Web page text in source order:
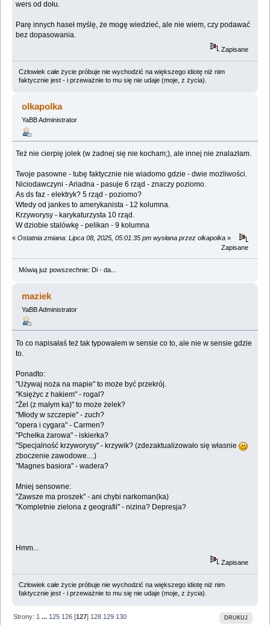
wers od dołu.
Parę innych haseł myślę, że mogę wiedzieć, ale nie wiem, czy podawać
bez dopasowania.
Zapisane
Człowiek całe życie próbuje nie wychodzić na większego idiotę niż nim
faktycznie jest - i przeważnie to mu się nie udaje (moje, z życia).
olkapolka
YaBB Administrator
Też nie cierpię jolek (w żadnej się nie kocham;), ale innej nie znalazłam.
Twoje pasowne - tubę faktycznie nie wiadomo gdzie - dwie możliwości.
Niciodawczyni - Ariadna - pasuje 6 rząd - znaczy poziomo.
As ds faz - elektryk? 5 rząd - poziomo?
Wtedy od jankes to amerykanista - 12 kolumna.
Krzyworysy - karykaturzysta 10 rząd.
W dziobie stalówkę - pelikan - 9 kolumna
« Ostatnia zmiana: Lipca 08, 2025, 05:01:35 pm wysłana przez olkapolka »
Zapisane
Mówią już powszechnie: Di - da...
maziek
YaBB Administrator
To co napisałaś też tak typowałem w sensie co to, ale nie w sensie gdzie
to.
Ponadto:
"Używaj noża na mapie" to może być przekrój.
"Księżyc z hakiem" - rogal?
"Żel (z małym ka)" to może żelek?
"Młody w szczepie" - zuch?
"opera i cygara" - Carmen?
"Pchełka żarowa" - iskierka?
"Specjalność krzyworysy" - krzywik? (zdezaktualizowało się własnie
zboczenie zawodowe....)
"Magnes basiora" - wadera?
Mniej sensowne:
"Zawsze ma proszek" - ani chybi narkoman(ka)
"Kompletnie zielona z geografii" - nizina? Depresja?
Hmm...
Zapisane
Człowiek całe życie próbuje nie wychodzić na większego idiotę niż nim
faktycznie jest - i przeważnie to mu się nie udaje (moje, z życia).
DRUKUJ
Strony: 1 ... 125 126 [127] 128 129 130